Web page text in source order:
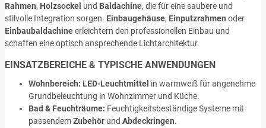
Rahmen, Holzsockel und Baldachine, die für eine saubere und
stilvolle Integration sorgen. Einbaugehäuse, Einputzrahmen oder
Einbaubaldachineerleichtern den professionellen Einbau und
schaffen eine optisch ansprechende Lichtarchitektur.
EINSATZBEREICHE & TYPISCHE ANWENDUNGEN
Wohnbereich: LED-Leuchtmittel in warmweiß für angenehme
Grundbeleuchtung in Wohnzimmer und Küche.
Bad & Feuchträume: Feuchtigkeitsbeständige Systeme mit
passendemZubehör und Abdeckringen.